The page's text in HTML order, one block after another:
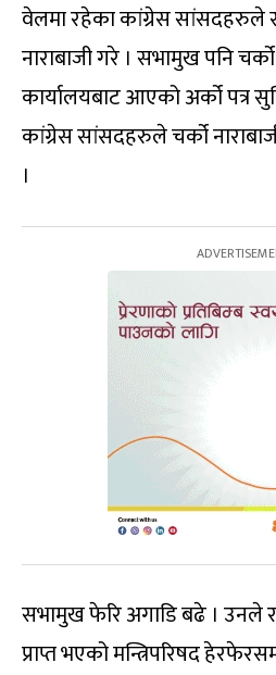
वेलमा रहेका कांग्रेस सांसदहरुले
नाराबाजी गरे । सभामुख पनि चर्को
कार्यालयबाट आएको अर्को पत्र
कांग्रेस सांसदहरुले चर्को
।
सभामुख फेरि अगाडि बढे । उनले
प्राप्त भएको मन्त्रिपरिषद